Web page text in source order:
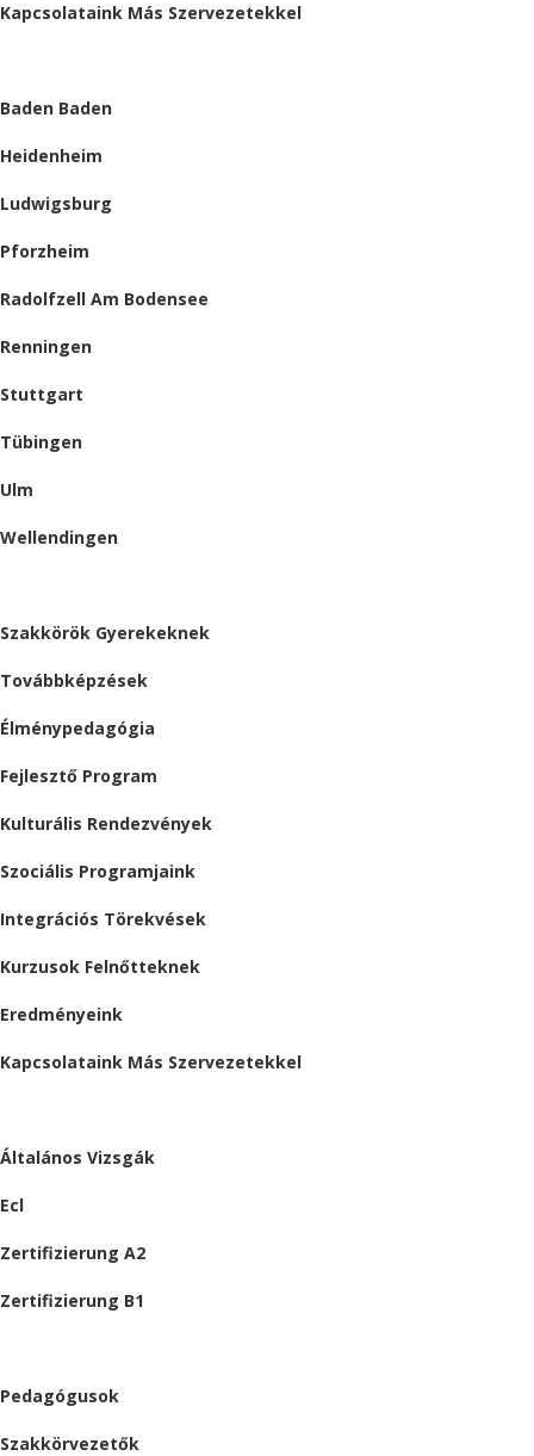
Kapcsolataink Más Szervezetekkel
Baden Baden
Heidenheim
Ludwigsburg
Pforzheim
Radolfzell Am Bodensee
Renningen
Stuttgart
Tübingen
Ulm
Wellendingen
Szakkörök Gyerekeknek
Továbbképzések
Élménypedagógia
Fejlesztő Program
Kulturális Rendezvények
Szociális Programjaink
Integrációs Törekvések
Kurzusok Felnőtteknek
Eredményeink
Kapcsolataink Más Szervezetekkel
Általános Vizsgák
Ecl
Zertifizierung A2
Zertifizierung B1
Pedagógusok
Szakkörvezetők